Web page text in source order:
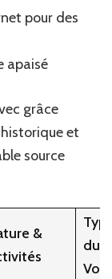
pour des
apaisé
grâce
et
source
&
du